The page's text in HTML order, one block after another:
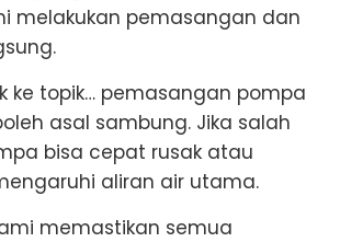
melakukan pemasangan dan
ke topik… pemasangan pompa
asal sambung. Jika salah
bisa cepat rusak atau
aliran air utama.
memastikan semua